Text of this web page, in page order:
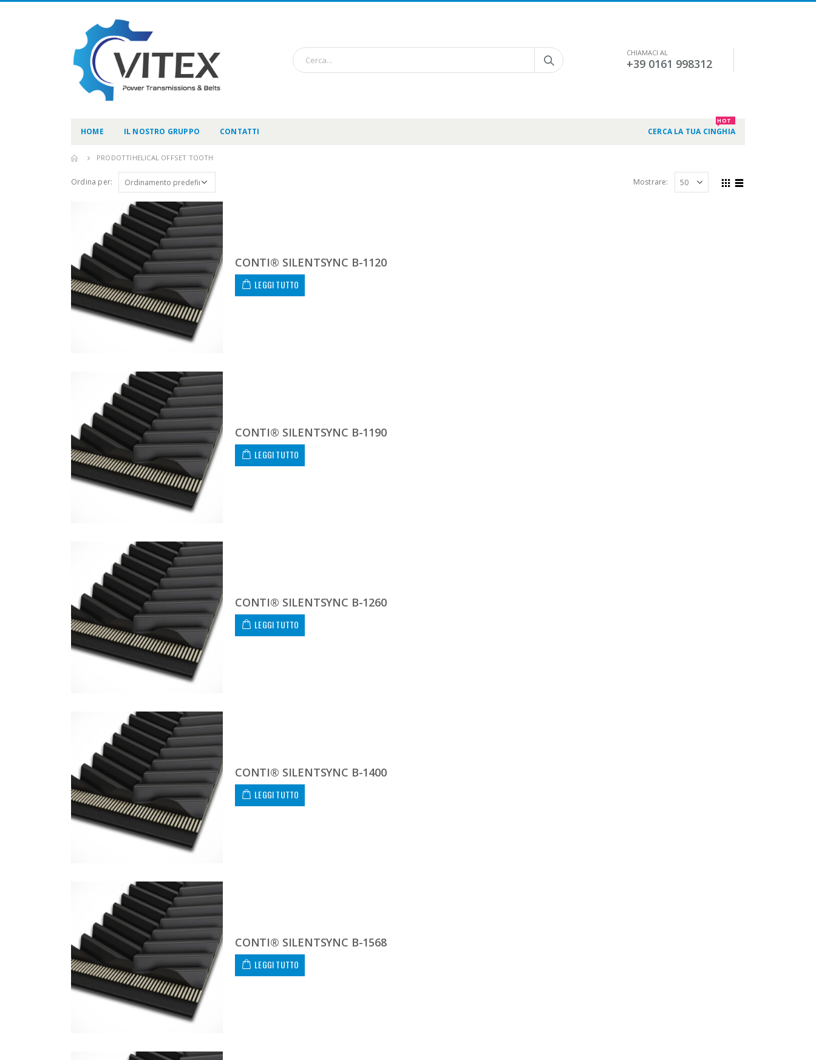
CHIAMACI AL
+39 0161 998312
HOME IL NOSTRO GRUPPO CONTATTI CERCA LA TUA CINGHIA
HOT
PRODOTTI HELICAL OFFSET TOOTH
Ordina per: Mostrare:
CONTI® SILENTSYNC B-1120
LEGGI TUTTO
CONTI® SILENTSYNC B-1190
LEGGI TUTTO
CONTI® SILENTSYNC B-1260
LEGGI TUTTO
CONTI® SILENTSYNC B-1400
LEGGI TUTTO
CONTI® SILENTSYNC B-1568
LEGGI TUTTO